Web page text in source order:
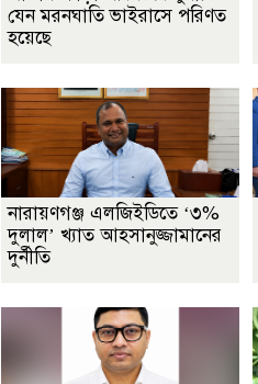
যেন মরনঘাতি ভাইরাসে পরিণত
হয়েছে
নারায়ণগঞ্জ এলজিইডিতে ‘৩%
দুলাল’ খ্যাত আহসানুজ্জামানের
দুর্নীতি